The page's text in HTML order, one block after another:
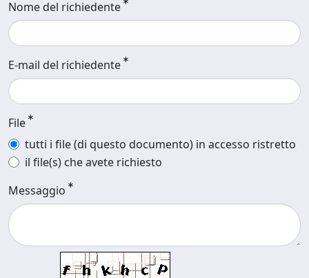
Nome del richiedente
E-mail del richiedente
File
tutti i file (di questo documento) in accesso ristretto
il file(s) che avete richiesto
Messaggio